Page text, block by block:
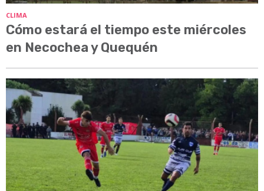
CLIMA
Cómo estará el tiempo este miércoles
en Necochea y Quequén